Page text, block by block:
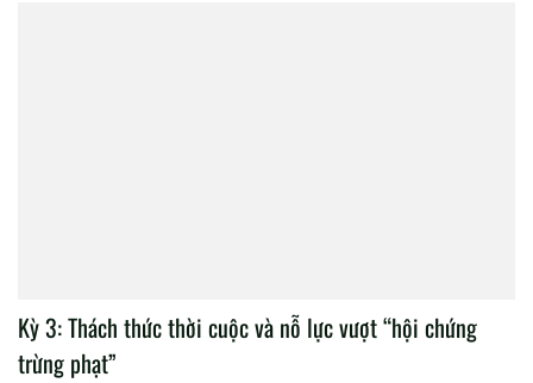
Kỳ 3: Thách thức thời cuộc và nỗ lực vượt “hội chứng
trừng phạt”